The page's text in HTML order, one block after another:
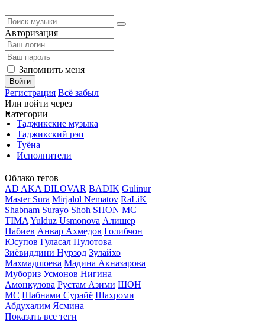
Авторизация
Запомнить меня
Войти
Регистрация Всё забыл
Или войти через
Категории
Таджикские музыка
Таджикский рэп
Туёна
Исполнители
Облако тегов
AD AKA DILOVAR BADIK Gulinur
Master Sura Mirjalol Nematov RaLiK
Shabnam Surayo Shoh SHON MC
TIMA Yulduz Usmonova Алишер
Набиев Анвар Ахмедов Голибчон
Юсупов Гуласал Пулотова
Зиёвиддини Нурзод Зулайхо
Махмадшоева Мадина Акназарова
Мубориз Усмонов Нигина
Амонкулова Рустам Азими ШОН
МС Шабнами Сурайё Шахроми
Абдухалим Ясмина
Показать все теги